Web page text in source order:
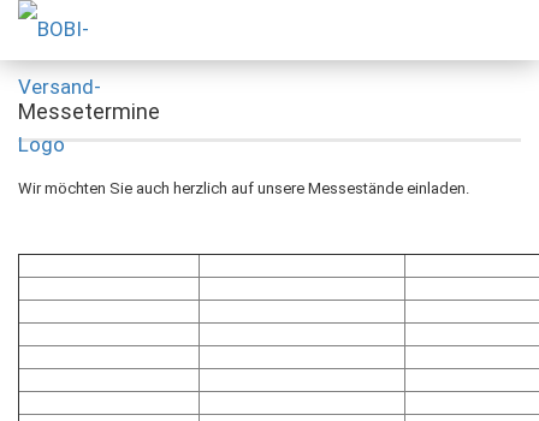
Messetermine
Wir möchten Sie auch herzlich auf unsere Messestände einladen.